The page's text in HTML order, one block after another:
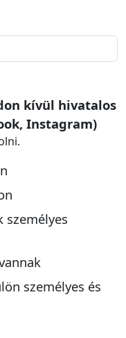
kívül hivatalos
Instagram)
személyes
személyes és